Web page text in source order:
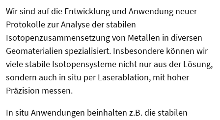
Wir sind auf die Entwicklung und Anwendung neuer
Protokolle zur Analyse der stabilen
Isotopenzusammensetzung von Metallen in diversen
Geomaterialien spezialisiert. Insbesondere können wir
viele stabile Isotopensysteme nicht nur aus der Lösung,
sondern auch in situ per Laserablation, mit hoher
Präzision messen.
In situ Anwendungen beinhalten z.B. die stabilen